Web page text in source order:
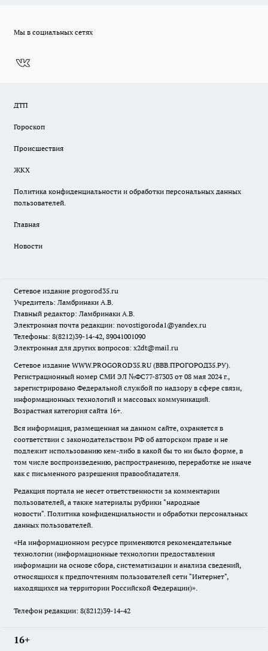
Мы в социальных сетях
ДТП
Гороскоп
Происшествия
ЖКХ
Политика конфиденциальности и обработки персональных данных
пользователей.
Главная
Новости
Сетевое издание progorod35.ru
Учредитель: Ламбринаки А.В.
Главный редактор: Ламбринаки А.В.
Электронная почта редакции: novostigoroda1@yandex.ru
Телефоны: 8(8212)39-14-42, 89041001090
Электронная для других вопросов: x2dt@mail.ru
Сетевое издание WWW.PROGOROD35.RU (ВВВ.ПРОГОРОД35.РУ).
Регистрационный номер СМИ ЭЛ №ФС77-87303 от 08 мая 2024 г.,
зарегистрировано Федеральной службой по надзору в сфере связи,
информационных технологий и массовых коммуникаций.
Возрастная категория сайта 16+.
Вся информация, размещенная на данном сайте, охраняется в
соответствии с законодательством РФ об авторском праве и не
подлежит использованию кем-либо в какой бы то ни было форме, в
том числе воспроизведению, распространению, переработке не иначе
как с письменного разрешения правообладателя.
Редакция портала не несет ответственности за комментарии
пользователей, а также материалы рубрики "народные
новости". Политика конфиденциальности и обработки персональных
данных пользователей.
«На информационном ресурсе применяются рекомендательные
технологии (информационные технологии предоставления
информации на основе сбора, систематизации и анализа сведений,
относящихся к предпочтениям пользователей сети "Интернет",
находящихся на территории Российской Федерации)».
Телефон редакции: 8(8212)39-14-42
16+